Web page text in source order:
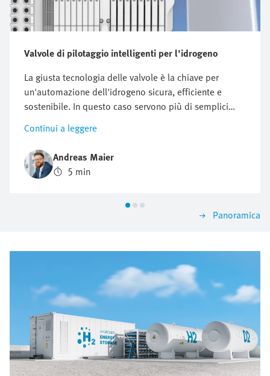
Valvole di pilotaggio intelligenti per l'idrogeno
La giusta tecnologia delle valvole è la chiave per
un'automazione dell'idrogeno sicura, efficiente e
sostenibile. In questo caso servono più di semplici
componenti resistenti: l'automazione dell'idrogeno
richiede un sistema di comando preciso, massima
sicurezza e flessibilità di espansione. Se si sceglie
l'architettura sbagliata della valvola, si rischiano
guasti, ritardi e costi elevati. Dove le soluzioni di
unità di valvole intelligenti gettano le basi per
applicazioni di idrogeno sostenibili e ad alte
Continui a leggere
Andreas Maier
5 min
Panoramica